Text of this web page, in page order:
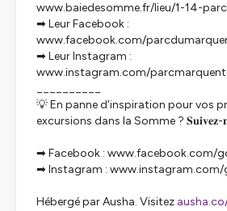
www.baiedesomme.fr/lieu/1-14-
➡ Leur Facebook :
www.facebook.com/
➡ Leur Instagram :
www.instagram.com/
💡 En panne d'inspiration pour vos
excursions dans la Somme ? 𝐒𝐮𝐢𝐯𝐞𝐳-
➡ Facebook : www.facebook.com/
➡ Instagram :
Hébergé par Ausha. Visitez